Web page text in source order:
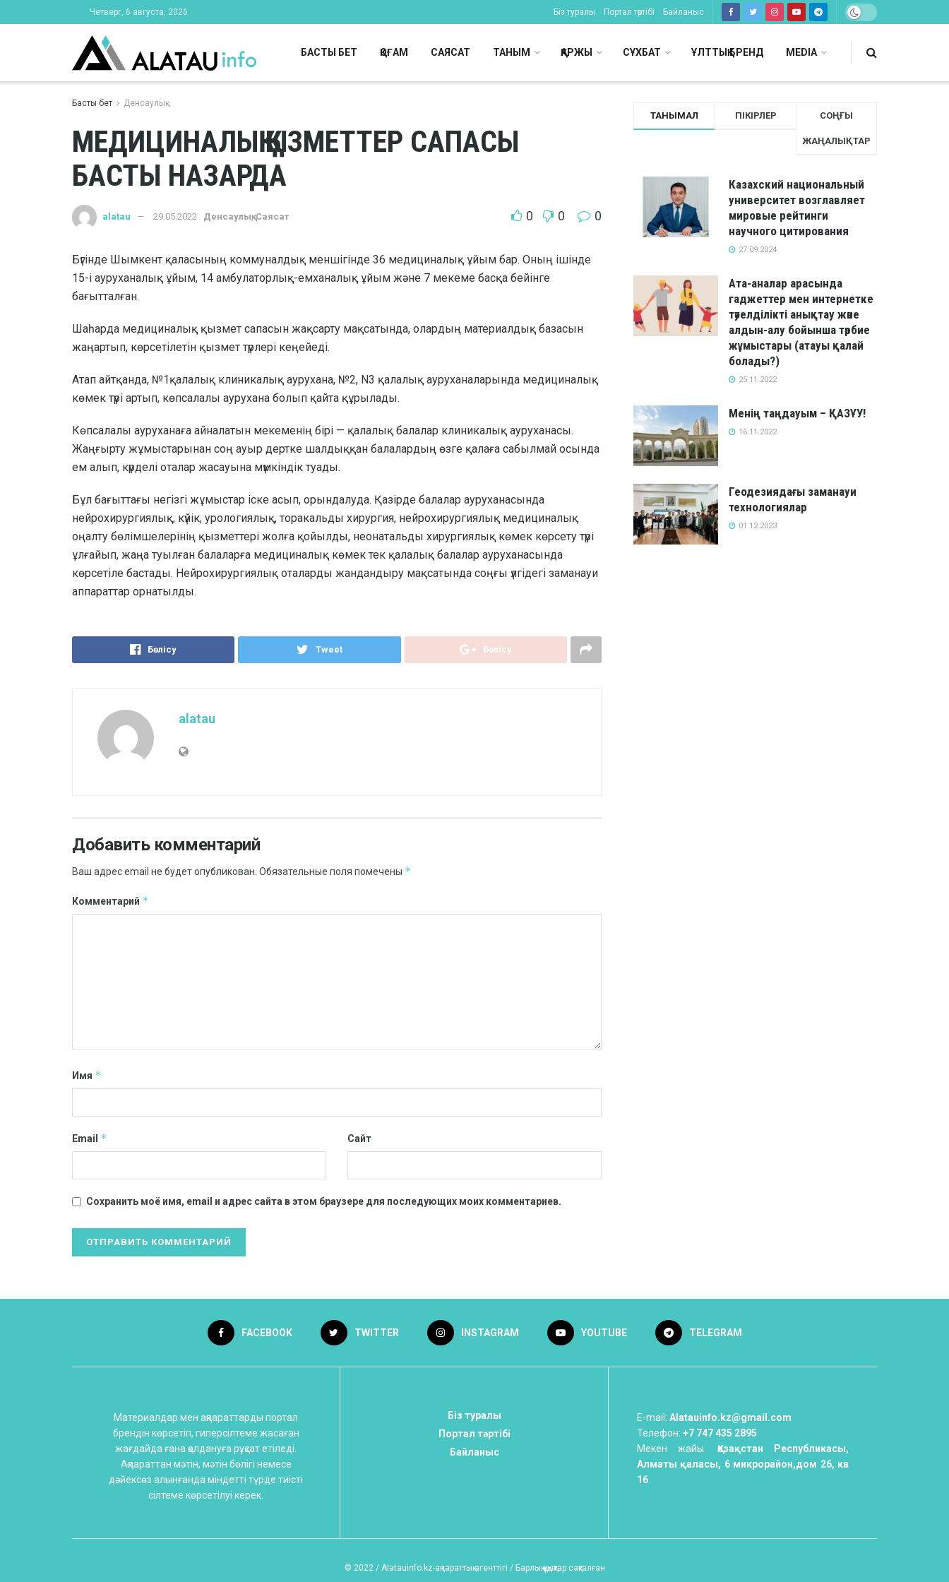
Четверг, 6 августа, 2026 Біз туралы Портал тәртібі Байланыс
БАСТЫ БЕТ ҚОҒАМ САЯСАТ ТАНЫМ ҚАРЖЫ СҰХБАТ ҰЛТТЫҚ БРЕНД MEDIA
Басты бет Денсаулық
МЕДИЦИНАЛЫҚ ҚЫЗМЕТТЕР САПАСЫ
БАСТЫ НАЗАРДА
alatau 29.05.2022 Денсаулық,Саясат 0 0 0
Бүгінде Шымкент қаласының коммуналдық меншігінде 36 медициналық ұйым бар. Оның ішінде
15-і ауруханалық ұйым, 14 амбулаторлық-емханалық ұйым және 7 мекеме басқа бейінге
бағытталған.
Шаһарда медициналық қызмет сапасын жақсарту мақсатында, олардың материалдық базасын
жаңартып, көрсетілетін қызмет түрлері кеңейеді.
Атап айтқанда, №1қалалық клиникалық аурухана, №2, N3 қалалық ауруханаларында медициналық
көмек түрі артып, көпсалалы аурухана болып қайта құрылады.
Көпсалалы ауруханаға айналатын мекеменің бірі — қалалық балалар клиникалық ауруханасы.
Жаңғырту жұмыстарынан соң ауыр дертке шалдыққан балалардың өзге қалаға сабылмай осында
ем алып, күрделі оталар жасауына мүмкіндік туады.
Бұл бағыттағы негізгі жұмыстар іске асып, орындалуда. Қазірде балалар ауруханасында
нейрохирургиялық, күйік, урологиялық, торакальды хирургия, нейрохирургиялық медициналық
оңалту бөлімшелерінің қызметтері жолға қойылды, неонатальды хирургиялық көмек көрсету түрі
ұлғайып, жаңа туылған балаларға медициналық көмек тек қалалық балалар ауруханасында
көрсетіле бастады. Нейрохирургиялық оталарды жандандыру мақсатында соңғы үлгідегі заманауи
аппараттар орнатылды.
Бөлісу Tweet Бөлісу
alatau
Добавить комментарий
Ваш адрес email не будет опубликован. Обязательные поля помечены *
Комментарий *
Имя *
Email * Сайт
Сохранить моё имя, email и адрес сайта в этом браузере для последующих моих комментариев.
ТАНЫМАЛ ПІКІРЛЕР СОҢҒЫ
ЖАҢАЛЫҚТАР
Казахский национальный
университет возглавляет
мировые рейтинги
научного цитирования
27.09.2024
Ата-аналар арасында
гаджеттер мен интернетке
тәуелділікті анықтау және
алдын-алу бойынша тәрбие
жұмыстары (атауы қалай
болады?)
25.11.2022
Менің таңдауым – ҚАЗҰУ!
16.11.2022
Геодезиядағы заманауи
технологиялар
01.12.2023
FACEBOOK TWITTER INSTAGRAM YOUTUBE TELEGRAM
Материалдар мен ақпараттарды портал
брендін көрсетіп, гиперсілтеме жасаған
жағдайда ғана қолдануға рұқсат етіледі.
Ақпараттан мәтін, мәтін бөлігі немесе
дәйексөз алынғанда міндетті түрде тиісті
сілтеме көрсетілуі керек.
Біз туралы
Портал тәртібі
Байланыс
E-mail: Alatauinfo.kz@gmail.com
Телефон: +7 747 435 2895
Мекен жайы: Қазақстан Республикасы,
Алматы қаласы, 6 микрорайон,дом 26, кв
16
© 2022 / Alatauinfo.kz-ақпараттық агенттігі / Барлық құқықтар сақталған